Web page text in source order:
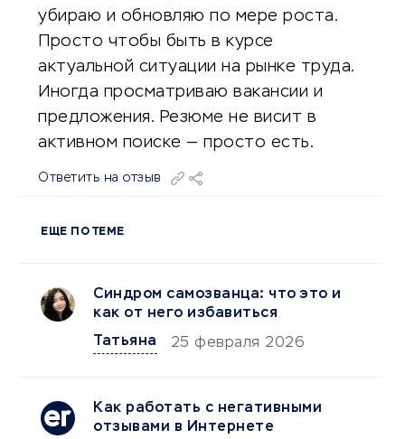
убираю и обновляю по мере роста.
Просто чтобы быть в курсе
актуальной ситуации на рынке труда.
Иногда просматриваю вакансии и
предложения. Резюме не висит в
активном поиске — просто есть.
Ответить на отзыв
ЕЩЕ ПО ТЕМЕ
Синдром самозванца: что это и
как от него избавиться
Татьяна
25 февраля 2026
Как работать с негативными
отзывами в Интернете